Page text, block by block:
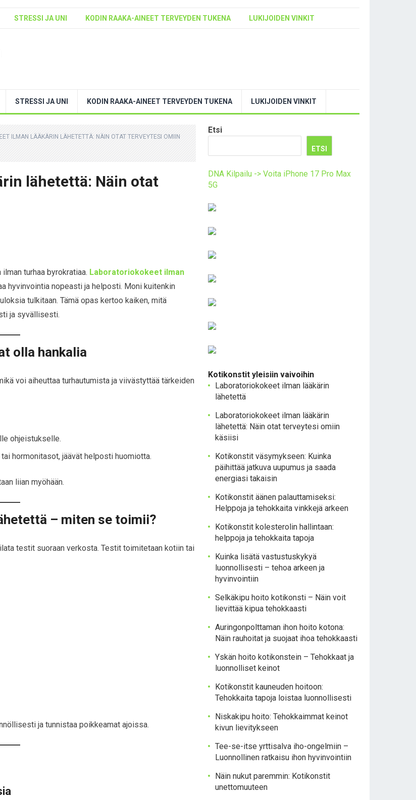
STRESSI JA UNI KODIN RAAKA-AINEET TERVEYDEN TUKENA LUKIJOIDEN VINKIT
STRESSI JA UNI KODIN RAAKA-AINEET TERVEYDEN TUKENA LUKIJOIDEN VINKIT
ILMAN LÄÄKÄRIN LÄHETETTÄ: NÄIN OTAT TERVEYTESI OMIIN
lähetettä: Näin otat
turhaa byrokratiaa. Laboratoriokokeet ilman
hyvinvointia nopeasti ja helposti. Moni kuitenkin
tulkitaan. Tämä opas kertoo kaiken, mitä
ja syvällisesti.
olla hankalia
voi aiheuttaa turhautumista ja viivästyttää tärkeiden
ohjeistukselle.
hormonitasot, jäävät helposti huomiotta.
liian myöhään.
– miten se toimii?
testit suoraan verkosta. Testit toimitetaan kotiin tai
ja tunnistaa poikkeamat ajoissa.
Etsi
ETSI
DNA Kilpailu -> Voita iPhone 17 Pro Max
5G
Kotikonstit yleisiin vaivoihin
Laboratoriokokeet ilman lääkärin
lähetettä
Laboratoriokokeet ilman lääkärin
lähetettä: Näin otat terveytesi omiin
käsiisi
Kotikonstit väsymykseen: Kuinka
päihittää jatkuva uupumus ja saada
energiasi takaisin
Kotikonstit äänen palauttamiseksi:
Helppoja ja tehokkaita vinkkejä arkeen
Kotikonstit kolesterolin hallintaan:
helppoja ja tehokkaita tapoja
Kuinka lisätä vastustuskykyä
luonnollisesti – tehoa arkeen ja
hyvinvointiin
Selkäkipu hoito kotikonsti – Näin voit
lievittää kipua tehokkaasti
Auringonpolttaman ihon hoito kotona:
Näin rauhoitat ja suojaat ihoa tehokkaasti
Yskän hoito kotikonstein – Tehokkaat ja
luonnolliset keinot
Kotikonstit kauneuden hoitoon:
Tehokkaita tapoja loistaa luonnollisesti
Niskakipu hoito: Tehokkaimmat keinot
kivun lievitykseen
Tee-se-itse yrttisalva iho-ongelmiin –
Luonnollinen ratkaisu ihon hyvinvointiin
Näin nukut paremmin: Kotikonstit
unettomuuteen